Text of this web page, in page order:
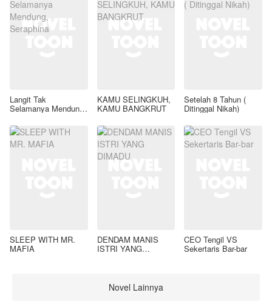
Langit Tak
Selamanya Mendung,
KAMU SELINGKUH,
KAMU BANGKRUT
Setelah 8 Tahun (
Ditinggal Nikah)
SLEEP WITH MR.
MAFIA
DENDAM MANIS
ISTRI YANG
CEO Tengil VS
Sekertaris Bar-bar
Novel Lainnya